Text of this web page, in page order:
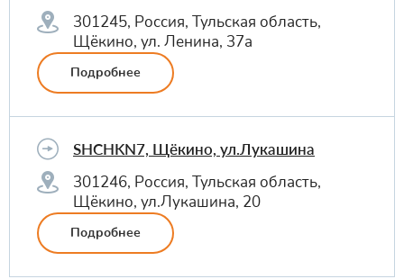
301245, Россия, Тульская область,
Щёкино, ул. Ленина, 37а
Подробнее
SHCHKN7, Щёкино, ул.Лукашина
301246, Россия, Тульская область,
Щёкино, ул.Лукашина, 20
Подробнее